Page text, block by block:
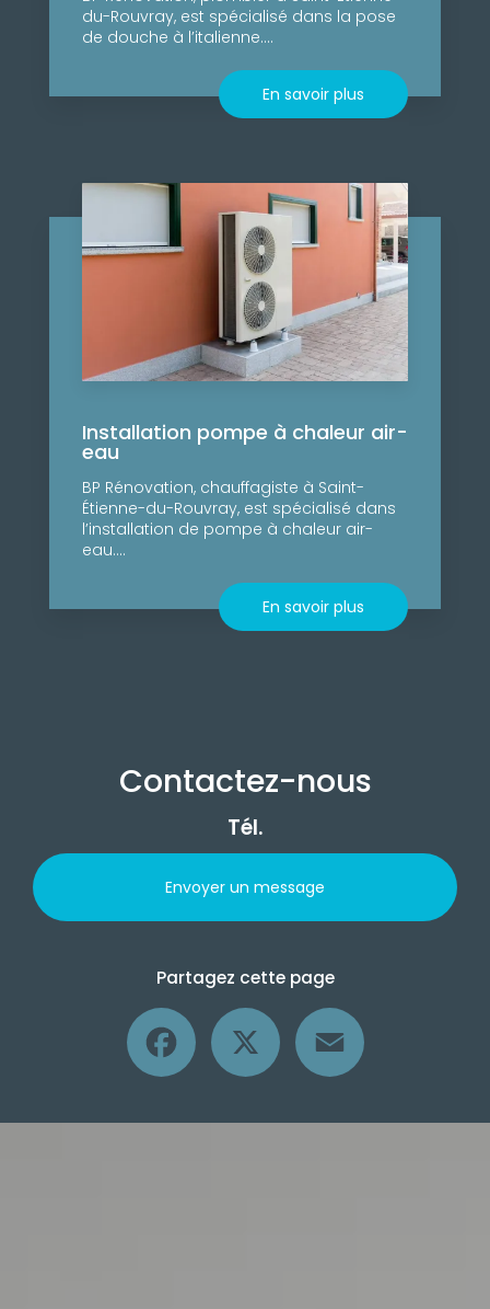
du-Rouvray, est spécialisé dans la pose
de douche à l’italienne....
En savoir plus
Installation pompe à chaleur air-
eau
BP Rénovation, chauffagiste à Saint-
Étienne-du-Rouvray, est spécialisé dans
l’installation de pompe à chaleur air-
eau....
En savoir plus
Contactez-nous
Tél.
Envoyer un message
Partagez cette page
Facebook